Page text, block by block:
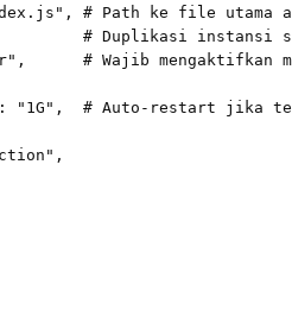
# Path ke file utama
# Duplikasi instansi
# Wajib mengaktifkan
"1G",  # Auto-restart jika